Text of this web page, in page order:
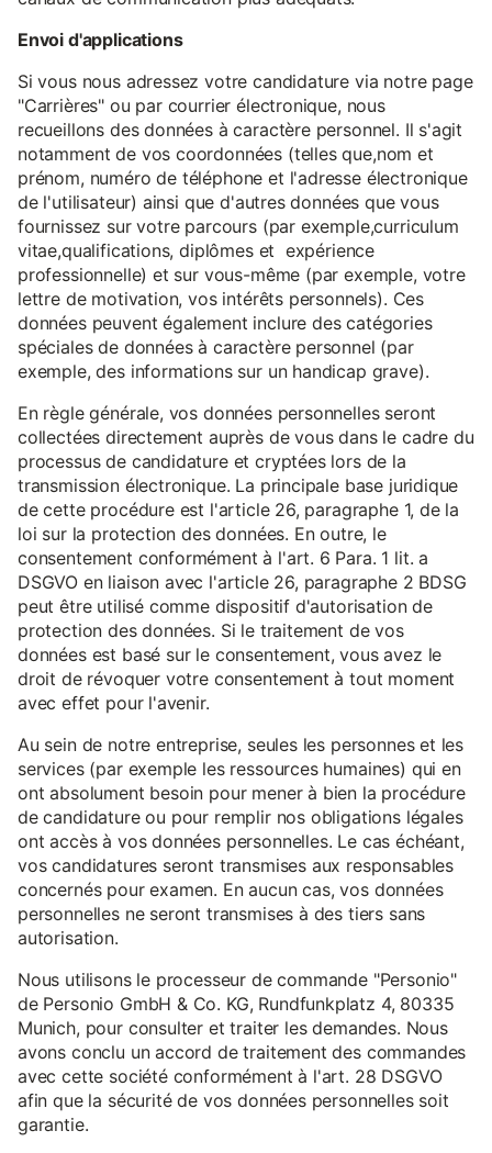
Envoi d'applications
Si vous nous adressez votre candidature via notre page
"Carrières" ou par courrier électronique, nous
recueillons des données à caractère personnel. Il s'agit
notamment de vos coordonnées (telles que,nom et
prénom, numéro de téléphone et l'adresse électronique
de l'utilisateur) ainsi que d'autres données que vous
fournissez sur votre parcours (par exemple,curriculum
vitae,qualifications, diplômes et expérience
professionnelle) et sur vous-même (par exemple, votre
lettre de motivation, vos intérêts personnels). Ces
données peuvent également inclure des catégories
spéciales de données à caractère personnel (par
exemple, des informations sur un handicap grave).
En règle générale, vos données personnelles seront
collectées directement auprès de vous dans le cadre du
processus de candidature et cryptées lors de la
transmission électronique. La principale base juridique
de cette procédure est l'article 26, paragraphe 1, de la
loi sur la protection des données. En outre, le
consentement conformément à l'art. 6 Para. 1 lit. a
DSGVO en liaison avec l'article 26, paragraphe 2 BDSG
peut être utilisé comme dispositif d'autorisation de
protection des données. Si le traitement de vos
données est basé sur le consentement, vous avez le
droit de révoquer votre consentement à tout moment
avec effet pour l'avenir.
Au sein de notre entreprise, seules les personnes et les
services (par exemple les ressources humaines) qui en
ont absolument besoin pour mener à bien la procédure
de candidature ou pour remplir nos obligations légales
ont accès à vos données personnelles. Le cas échéant,
vos candidatures seront transmises aux responsables
concernés pour examen. En aucun cas, vos données
personnelles ne seront transmises à des tiers sans
autorisation.
Nous utilisons le processeur de commande "Personio"
de Personio GmbH & Co. KG, Rundfunkplatz 4, 80335
Munich, pour consulter et traiter les demandes. Nous
avons conclu un accord de traitement des commandes
avec cette société conformément à l'art. 28 DSGVO
afin que la sécurité de vos données personnelles soit
garantie.